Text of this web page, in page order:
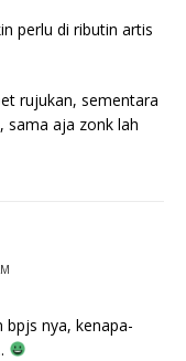
perlu di ributin artis
rujukan, sementara
sama aja zonk lah
nya, kenapa-